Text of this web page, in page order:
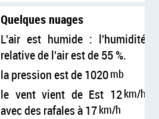
Quelques nuages
L'air est humide : l'humidité
relative de l'air est de 55 %.
la pression est de 1020mb
le vent vient de Est 12km/h
avec des rafales à 17km/h